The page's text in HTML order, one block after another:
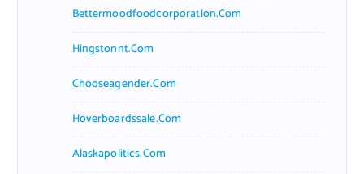
Bettermoodfoodcorporation.com
Hingstonnt.com
Chooseagender.com
Hoverboardssale.com
Alaskapolitics.com